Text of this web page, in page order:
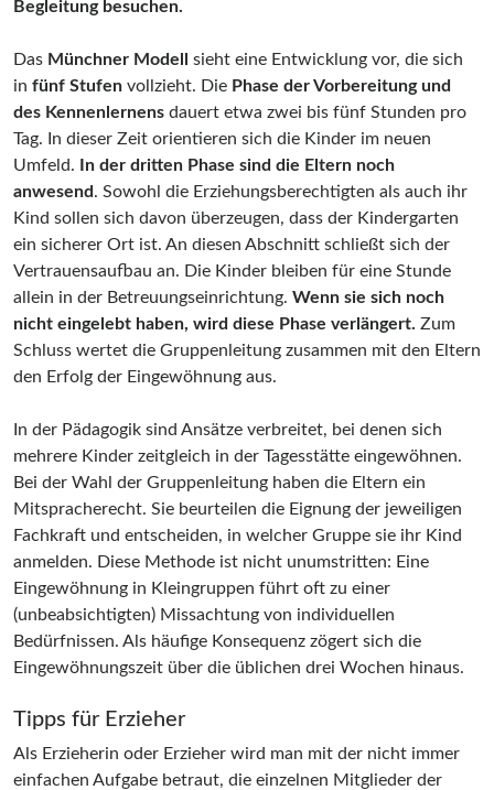
Begleitung besuchen.
Das Münchner Modell
sieht eine Entwicklung vor, die sich
in fünf Stufen vollzieht. Die Phase der Vorbereitung und
des Kennenlernens dauert etwa zwei bis fünf Stunden pro
Tag. In dieser Zeit orientieren sich die Kinder im neuen
Umfeld.
In der dritten Phase sind die Eltern noch
anwesend. Sowohl die Erziehungsberechtigten als auch ihr
Kind sollen sich davon überzeugen, dass der Kindergarten
ein sicherer Ort ist. An diesen Abschnitt schließt sich der
Vertrauensaufbau an. Die Kinder bleiben für eine Stunde
allein in der Betreuungseinrichtung. Wenn sie sich noch
nicht eingelebt haben, wird diese Phase verlängert. Zum
Schluss wertet die Gruppenleitung zusammen mit den Eltern
den Erfolg der Eingewöhnung aus.
In der Pädagogik sind Ansätze verbreitet, bei denen sich
mehrere Kinder zeitgleich in der Tagesstätte eingewöhnen.
Bei der Wahl der Gruppenleitung haben die Eltern ein
Mitspracherecht. Sie beurteilen die Eignung der jeweiligen
Fachkraft und entscheiden, in welcher Gruppe sie ihr Kind
anmelden. Diese Methode ist nicht unumstritten: Eine
Eingewöhnung in Kleingruppen führt oft zu einer
(unbeabsichtigten) Missachtung von individuellen
Bedürfnissen. Als häufige Konsequenz zögert sich die
Eingewöhnungszeit über die üblichen drei Wochen hinaus.
Tipps für Erzieher
Als Erzieherin oder Erzieher wird man mit der nicht immer
einfachen Aufgabe betraut, die einzelnen Mitglieder der